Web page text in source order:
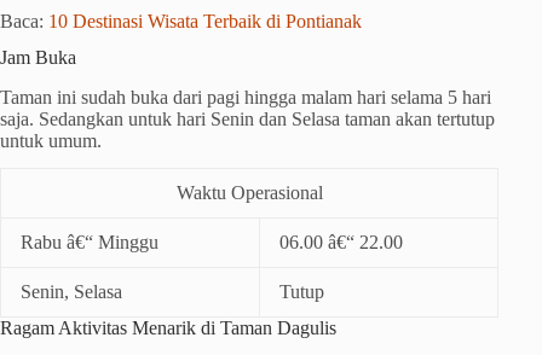
Baca: 10 Destinasi Wisata Terbaik di Pontianak
Jam Buka
Taman ini sudah buka dari pagi hingga malam hari selama 5 hari
saja. Sedangkan untuk hari Senin dan Selasa taman akan tertutup
untuk umum.
Waktu Operasional
Rabu â€“ Minggu 06.00 â€“ 22.00
Senin, Selasa
Tutup
Ragam Aktivitas Menarik di Taman Dagulis